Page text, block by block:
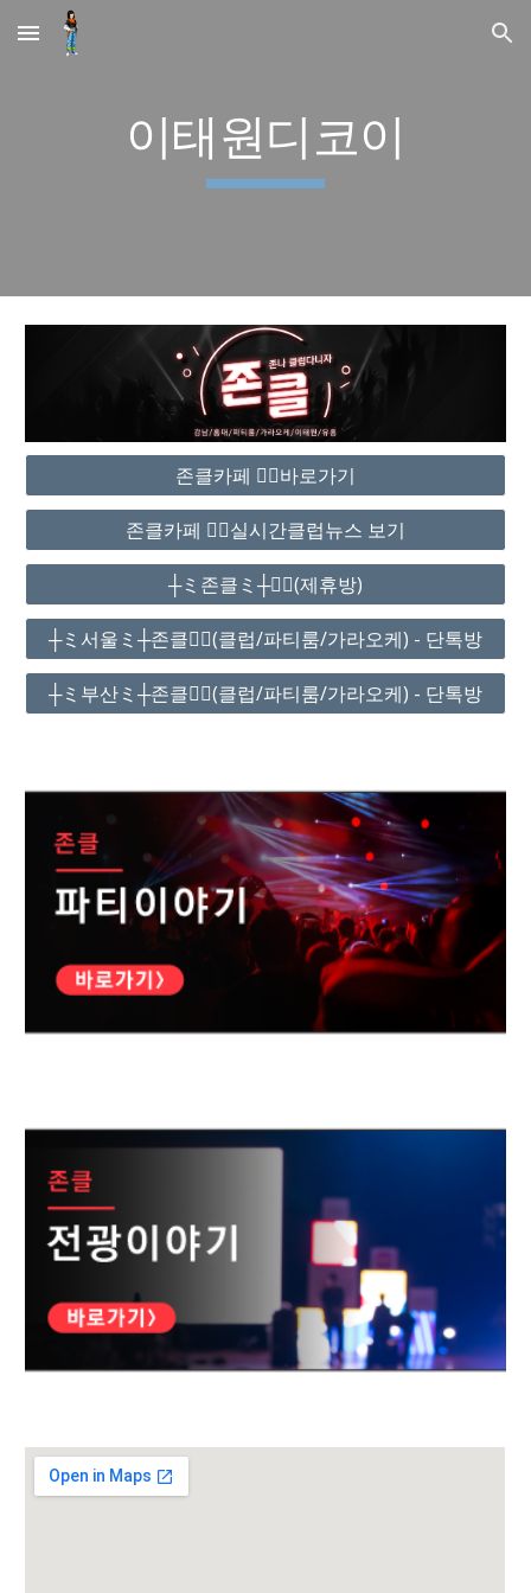
Skip to main content Skip to navigation
이태원디코이
존클카페 ❤️‍🔥바로가기
존클카페 ❤️‍🔥실시간클럽뉴스 보기
┼ミ존클ミ┼❤️‍🔥(제휴방)
┼ミ서울ミ┼존클❤️‍🔥(클럽/파티룸/가라오케) - 단톡방
┼ミ부산ミ┼존클❤️‍🔥(클럽/파티룸/가라오케) - 단톡방